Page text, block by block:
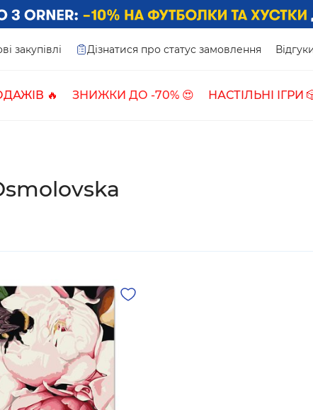
закупівлі Дізнатися про статус замовлення
🔥 ЗНИЖКИ ДО -70% 😍 НАСТІЛЬНІ ІГРИ